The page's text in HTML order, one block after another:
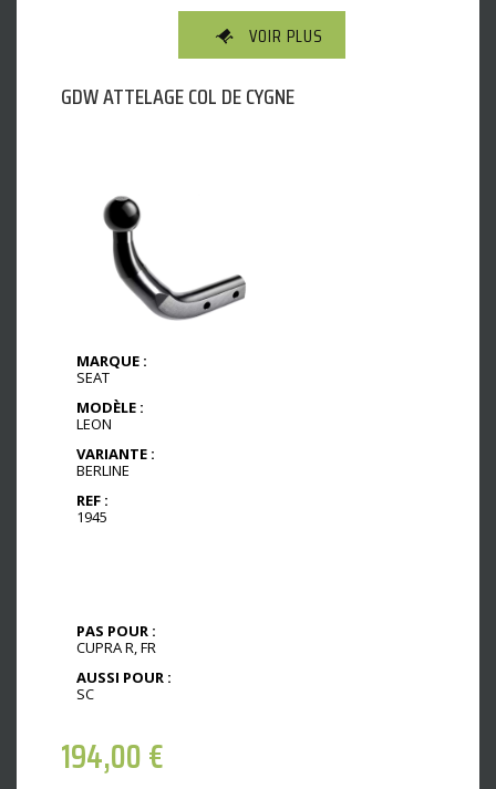
VOIR PLUS
GDW ATTELAGE COL DE CYGNE
MARQUE :
SEAT
MODÈLE :
LEON
VARIANTE :
BERLINE
REF :
1945
PAS POUR :
CUPRA R, FR
AUSSI POUR :
SC
194,00€